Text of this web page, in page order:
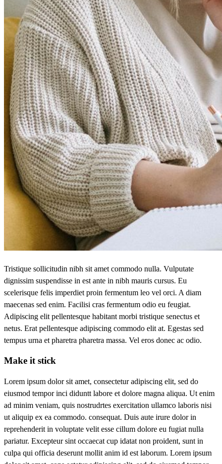
Tristique sollicitudin nibh sit amet commodo nulla. Vulputate
dignissim suspendisse in est ante in nibh mauris cursus. Eu
scelerisque felis imperdiet proin fermentum leo vel orci. A diam
maecenas sed enim. Facilisi cras fermentum odio eu feugiat.
Adipiscing elit pellentesque habitant morbi tristique senectus et
netus. Erat pellentesque adipiscing commodo elit at. Egestas sed
tempus urna et pharetra pharetra massa. Vel eros donec ac odio.
Make it stick
Lorem ipsum dolor sit amet, consectetur adipiscing elit, sed do
eiusmod tempor inci diduntt labore et dolore magna aliqua. Ut enim
ad minim veniam, quis nostrudrtes exercitation ullamco laboris nisi
ut aliquip ex ea commodo. consequat. Duis aute irure dolor in
reprehenderit in voluptate velit esse cillum dolore eu fugiat nulla
pariatur. Excepteur sint occaecat cup idatat non proident, sunt in
culpa qui officia deserunt mollit anim id est laborum. Lorem ipsum